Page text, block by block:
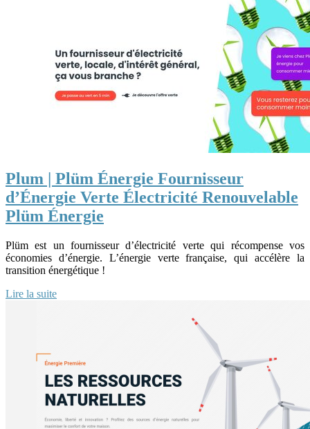
Plum | Plüm Énergie Fournisseur
d’Énergie Verte Électricité Renouve­lab­le
Plüm Énergie
Plüm est un fournisseur d’électricité verte qui récompense vos
économies d’énergie. L’énergie verte française, qui accélère la
transition énergétique !
Lire la suite